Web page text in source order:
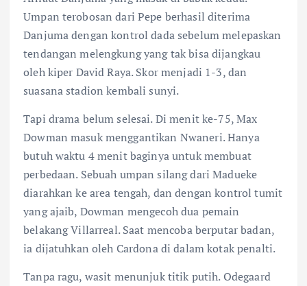
Umpan terobosan dari Pepe berhasil diterima
Danjuma dengan kontrol dada sebelum melepaskan
tendangan melengkung yang tak bisa dijangkau
oleh kiper David Raya. Skor menjadi 1-3, dan
suasana stadion kembali sunyi.
Tapi drama belum selesai. Di menit ke-75, Max
Dowman masuk menggantikan Nwaneri. Hanya
butuh waktu 4 menit baginya untuk membuat
perbedaan. Sebuah umpan silang dari Madueke
diarahkan ke area tengah, dan dengan kontrol tumit
yang ajaib, Dowman mengecoh dua pemain
belakang Villarreal. Saat mencoba berputar badan,
ia dijatuhkan oleh Cardona di dalam kotak penalti.
Tanpa ragu, wasit menunjuk titik putih. Odegaard